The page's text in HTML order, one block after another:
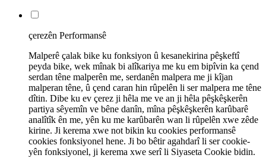
çerezên Performansê
Malperê çalak bike ku fonksiyon û kesanekirina pêşkeftî
peyda bike, wek mînak bi alîkariya me ku em bipîvin ka çend
serdan têne malperên me, serdanên malpera me ji kîjan
malperan têne, û çend caran hin rûpelên li ser malpera me têne
dîtin. Dibe ku ev çerez ji hêla me ve an ji hêla pêşkêşkerên
partiya sêyemîn ve bêne danîn, mîna pêşkêşkerên karûbarê
analîtîk ên me, yên ku me karûbarên wan li rûpelên xwe zêde
kirine. Ji kerema xwe not bikin ku cookies performansê
cookies fonksiyonel hene. Ji bo bêtir agahdarî li ser cookie-
yên fonksiyonel, ji kerema xwe serî li Siyaseta Cookie bidin.